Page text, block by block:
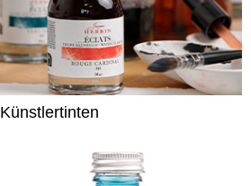
Künstlertinten